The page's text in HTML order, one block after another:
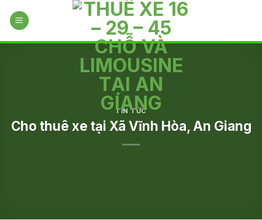
TIN TỨC
Cho thuê xe tại Xã Vĩnh Hòa, An Giang